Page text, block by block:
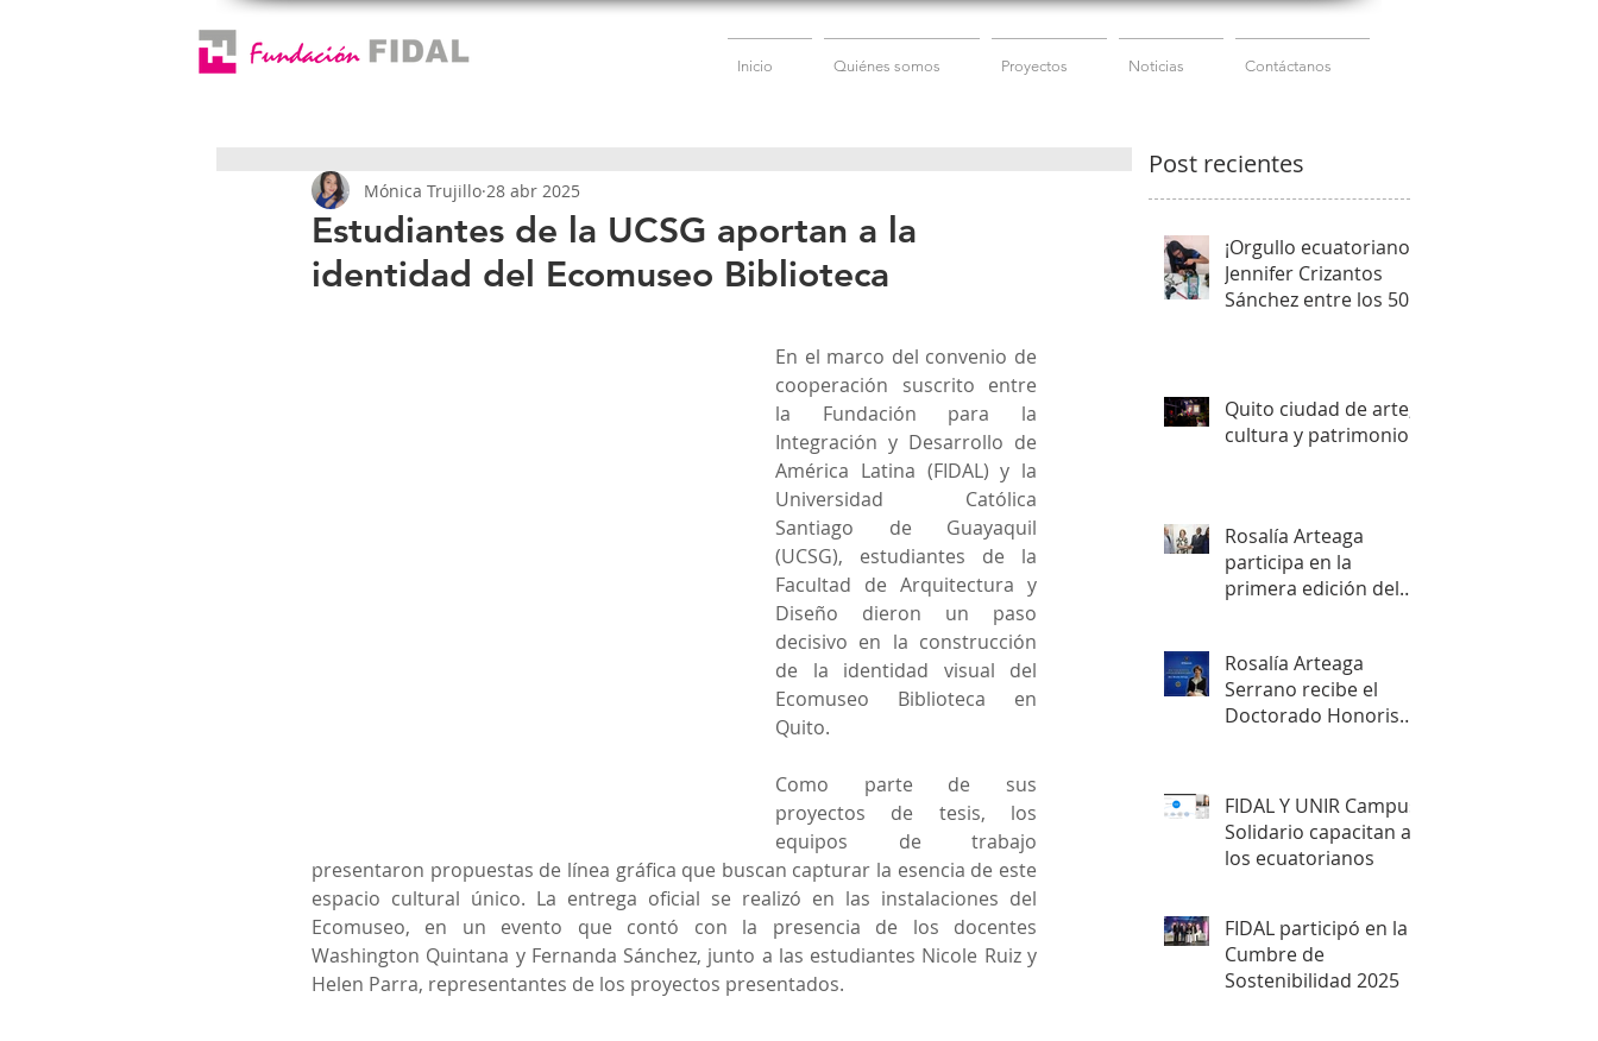
Inicio Quiénes somos Proyectos Noticias Contáctanos
Estudiantes de la UCSG aportan a la
identidad del Ecomuseo Biblioteca
Mónica Trujillo 28 abr 2025
En el marco del convenio de
cooperación suscrito entre
la Fundación para la
Integración y Desarrollo de
América Latina (FIDAL) y la
Universidad Católica
Santiago de Guayaquil
(UCSG), estudiantes de la
Facultad de Arquitectura y
Diseño dieron un paso
decisivo en la construcción
de la identidad visual del
Ecomuseo Biblioteca en
Quito.
Como parte de sus
proyectos de tesis, los
equipos de trabajo
presentaron propuestas de línea gráfica que buscan capturar la esencia de este
espacio cultural único. La entrega oficial se realizó en las instalaciones del
Ecomuseo, en un evento que contó con la presencia de los docentes
Washington Quintana y Fernanda Sánchez, junto a las estudiantes Nicole Ruiz y
Helen Parra, representantes de los proyectos presentados.
Post recientes
¡Orgullo ecuatoriano!
Jennifer Crizantos
Sánchez entre los 50
Quito ciudad de arte,
cultura y patrimonio
Rosalía Arteaga
participa en la
primera edición del
Rosalía Arteaga
Serrano recibe el
Doctorado Honoris
Internacional de
Liderazgo
FIDAL Y UNIR Campus
Solidario capacitan a
los ecuatorianos
FIDAL participó en la
Cumbre de
Sostenibilidad 2025